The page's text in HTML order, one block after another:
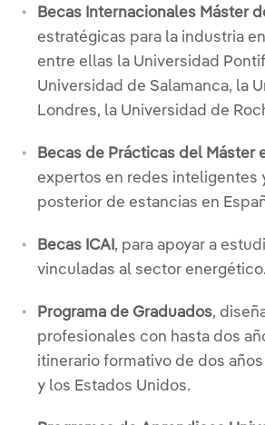
Becas Internacionales Máster
estratégicas para la industria
entre ellas la Universidad
Universidad de Salamanca, la
Londres, la Universidad de
Becas de Prácticas del Máster
expertos en redes inteligentes
posterior de estancias en
Becas ICAI , para apoyar a
vinculadas al sector energético.
Programa de Graduados,
profesionales con hasta dos
itinerario formativo de dos
y los Estados Unidos.